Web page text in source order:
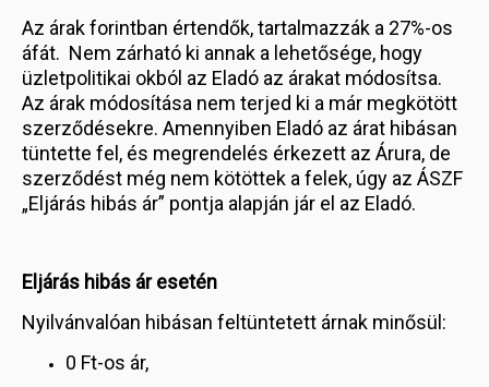
Az árak forintban értendők, tartalmazzák a 27%-os
áfát. Nem zárható ki annak a lehetősége, hogy
üzletpolitikai okból az Eladó az árakat módosítsa.
Az árak módosítása nem terjed ki a már megkötött
szerződésekre. Amennyiben Eladó az árat hibásan
tüntette fel, és megrendelés érkezett az Árura, de
szerződést még nem kötöttek a felek, úgy az ÁSZF
„Eljárás hibás ár” pontja alapján jár el az Eladó.
Eljárás hibás ár esetén
Nyilvánvalóan hibásan feltüntetett árnak minősül:
0 Ft-os ár,